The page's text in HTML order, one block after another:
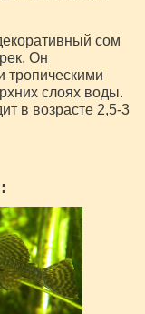
сом
Он
тропическими
слоях воды.
в возрасте 2,5-3